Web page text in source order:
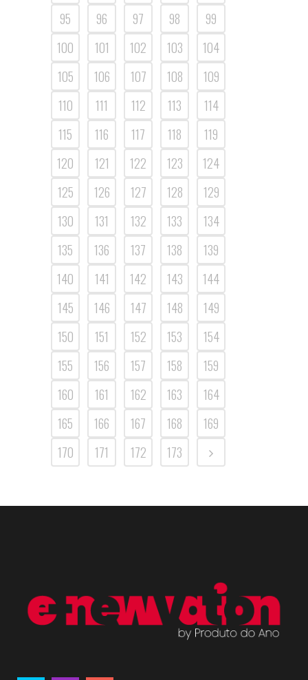
95
96 97 98
99
100
101 102 103
104
105
106 107 108
109
110
111 112 113
114
115
116 117 118
119
120
121 122 123
124
125
126 127 128
129
130
131 132 133
134
135
136 137 138
139
140
141 142 143
144
145
146 147 148
149
150
151 152 153
154
155
156 157 158
159
160
161 162 163
164
165
166 167 168
169
170
171 172 173